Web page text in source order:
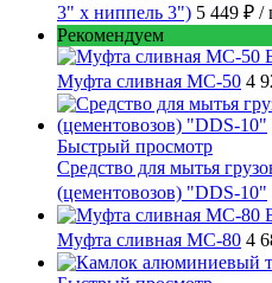
3" х ниппель 3") 5 449 ₽ /
Рекомендуем
Муфта сливная МС-50 4
Быстрый просмотр
Средство для мытья
(цементовозов) "DDS-10"
Муфта сливная МС-80 4